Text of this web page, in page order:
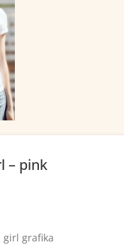
– pink
girl grafika